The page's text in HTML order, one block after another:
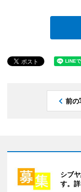
前の
シブ
す。